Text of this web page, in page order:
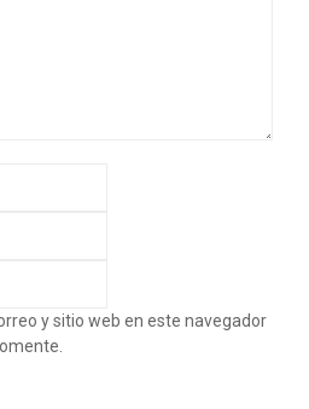
y sitio web en este navegador